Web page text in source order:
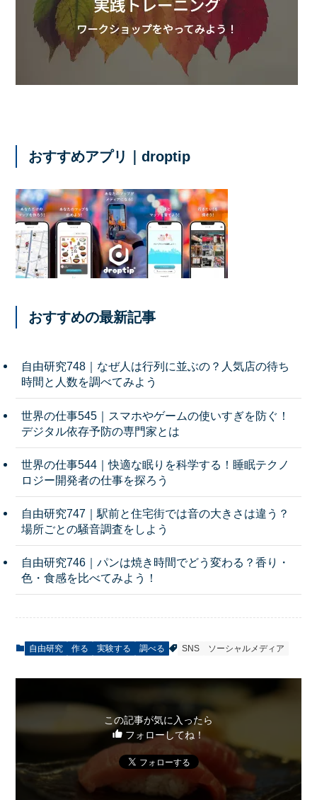
おすすめアプリ｜droptip
おすすめの最新記事
自由研究748｜なぜ人は行列に並ぶの？人気店の待ち
時間と人数を調べてみよう
世界の仕事545｜スマホやゲームの使いすぎを防ぐ！
デジタル依存予防の専門家とは
世界の仕事544｜快適な眠りを科学する！睡眠テクノ
ロジー開発者の仕事を探ろう
自由研究747｜駅前と住宅街では音の大きさは違う？
場所ごとの騒音調査をしよう
自由研究746｜パンは焼き時間でどう変わる？香り・
色・食感を比べてみよう！
自由研究 作る 実験する 調べる SNS ソーシャルメディア
この記事が気に入ったら
フォローしてね！